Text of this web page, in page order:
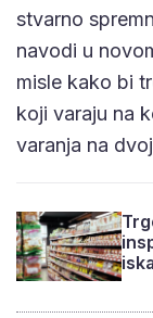
stvarno
navodi u
misle kako bi
koji varaju na
varanja na